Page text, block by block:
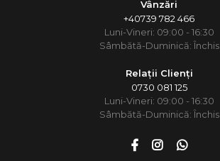
Vânzări
+40739 782 466
Luni-Vineri: 09:00 - 16:30
Sâmbătă-Duminică: Închis
Relații Clienți
0730 081 125
Luni-Vineri: 09:00 - 16:30
Sâmbătă-Duminică: Închis